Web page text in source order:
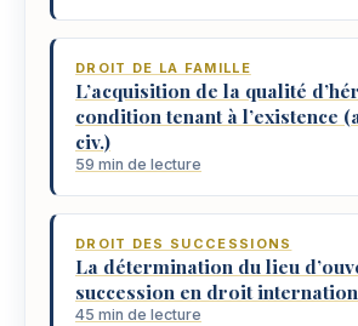
DROIT DE LA FAMILLE
L’acquisition de la qualité
condition tenant à l’existence
civ.)
59 min de lecture
DROIT DES SUCCESSIONS
La détermination du lieu
succession en droit
45 min de lecture